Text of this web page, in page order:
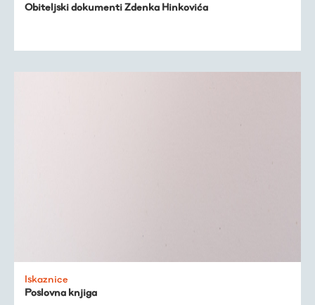
Obiteljski dokumenti Zdenka Hinkovića
Iskaznice
Poslovna knjiga